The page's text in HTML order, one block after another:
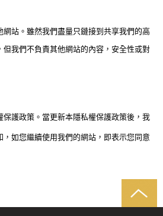
站。雖然我們盡量只鏈接到共享我們的高
我們不負責其他網站的內容，安全性或對
護政策。當更新本隱私權保護政策後，我
如您繼續使用我們的網站，即表示您同意